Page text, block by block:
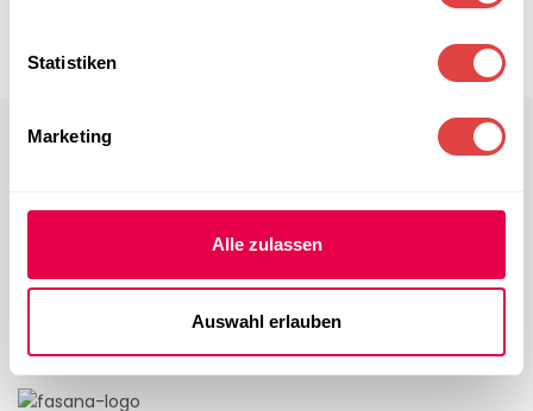
Statistiken
Marketing
Alle zulassen
Auswahl erlauben